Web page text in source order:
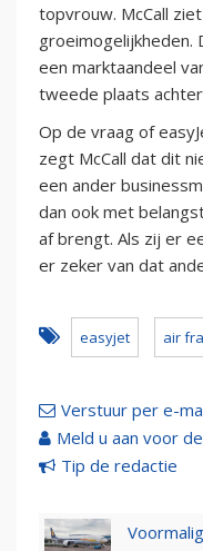
topvrouw. McCall
groeimogelijkheden.
een marktaandeel
tweede plaats achter
Op de vraag of
zegt McCall dat dit
een ander
dan ook met
af brengt. Als zij er
er zeker van dat
easyjet air
Verstuur per e-
Meld u aan voor
Tip de redactie